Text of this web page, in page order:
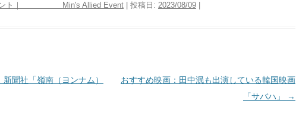
ベント｜ Min's Allied Event | 投稿日: 2023/08/09
聞社「嶺南（ヨンナム）
おすすめ映画：田中泯も出演している韓国映画
「サバハ」
→